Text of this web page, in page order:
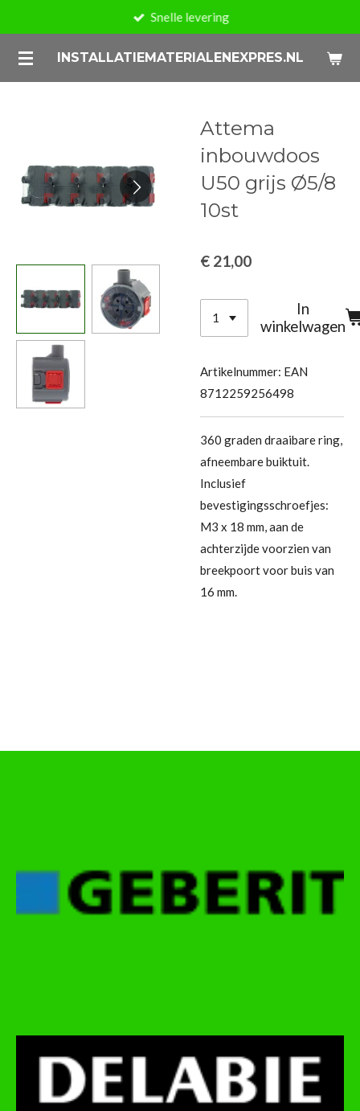
naar
de
INSTALLATIEMATERIALENEXPRES.NL
Snelle levering
Attema
inbouwdoos
U50 grijs Ø5/8
10st
€ 21,00
In
winkelwagen
Artikelnummer: EAN
8712259256498
360 graden draaibare ring,
afneembare buiktuit.
Inclusief
bevestigingsschroefjes:
M3 x 18 mm, aan de
achterzijde voorzien van
breekpoort voor buis van
16 mm.